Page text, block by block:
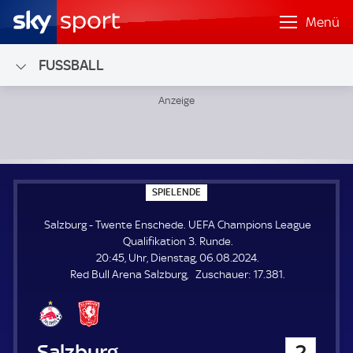
Menü
FUSSBALL
SPIELENDE
P
E
L
E
N
D
E
Salzburg - Twente Enschede. UEFA Champions League
Qualifikation 3. Runde.
20:45, Uhr, Dienstag, 06.08.2024.
Red Bull Arena Salzburg
Zuschauer: Z
17.381.